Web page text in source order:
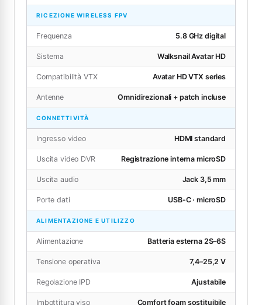
RICEZIONE WIRELESS FPV
Frequenza 5.8 GHz digital
Sistema Walksnail Avatar HD
Compatibilità VTX Avatar HD VTX series
Antenne Omnidirezionali + patch incluse
CONNETTIVITÀ
Ingresso video HDMI standard
Uscita video DVR Registrazione interna microSD
Uscita audio Jack 3,5 mm
Porte dati USB-C · microSD
ALIMENTAZIONE E UTILIZZO
Alimentazione Batteria esterna 2S–6S
Tensione operativa 7,4–25,2 V
Regolazione IPD Ajustabile
Imbottitura viso Comfort foam sostituibile